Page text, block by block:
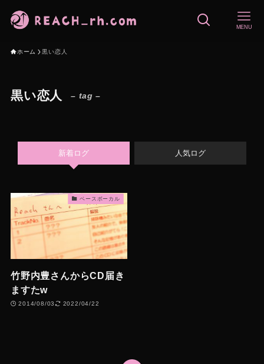
MENU
ホーム 黒い恋人
黒い恋人 – tag –
新着ログ 人気ログ
ベースボーカル
竹野内豊さんからCD届き
ますたw
2014/08/03 2022/04/22